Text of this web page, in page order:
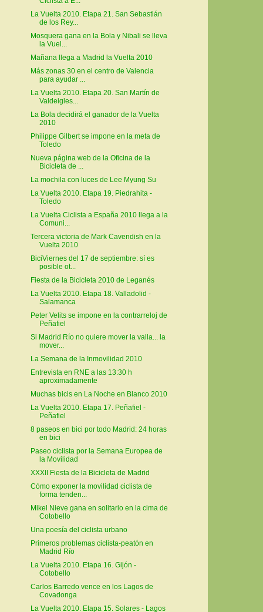
La Vuelta 2010. Etapa 21. San Sebastián
de los Rey...
Mosquera gana en la Bola y Nibali se lleva
la Vuel...
Mañana llega a Madrid la Vuelta 2010
Más zonas 30 en el centro de Valencia
para ayudar ...
La Vuelta 2010. Etapa 20. San Martín de
Valdeigles...
La Bola decidirá el ganador de la Vuelta
2010
Philippe Gilbert se impone en la meta de
Toledo
Nueva página web de la Oficina de la
Bicicleta de ...
La mochila con luces de Lee Myung Su
La Vuelta 2010. Etapa 19. Piedrahita -
Toledo
La Vuelta Ciclista a España 2010 llega a la
Comuni...
Tercera victoria de Mark Cavendish en la
Vuelta 2010
BiciViernes del 17 de septiembre: sí es
posible ot...
Fiesta de la Bicicleta 2010 de Leganés
La Vuelta 2010. Etapa 18. Valladolid -
Salamanca
Peter Velits se impone en la contrarreloj de
Peñafiel
Si Madrid Río no quiere mover la valla... la
mover...
La Semana de la Inmovilidad 2010
Entrevista en RNE a las 13:30 h
aproximadamente
Muchas bicis en La Noche en Blanco 2010
La Vuelta 2010. Etapa 17. Peñafiel -
Peñafiel
8 paseos en bici por todo Madrid: 24 horas
en bici
Paseo ciclista por la Semana Europea de
la Movilidad
XXXII Fiesta de la Bicicleta de Madrid
Cómo exponer la movilidad ciclista de
forma tenden...
Mikel Nieve gana en solitario en la cima de
Cotobello
Una poesía del ciclista urbano
Primeros problemas ciclista-peatón en
Madrid Río
La Vuelta 2010. Etapa 16. Gijón -
Cotobello
Carlos Barredo vence en los Lagos de
Covadonga
La Vuelta 2010. Etapa 15. Solares - Lagos